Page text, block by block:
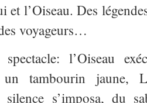
et l’Oiseau. Des
voyageurs…
l’Oiseau
tambourin jaune,
silence s’imposa, du